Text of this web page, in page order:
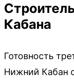
Кабана
Готовность
Нижний Кабан